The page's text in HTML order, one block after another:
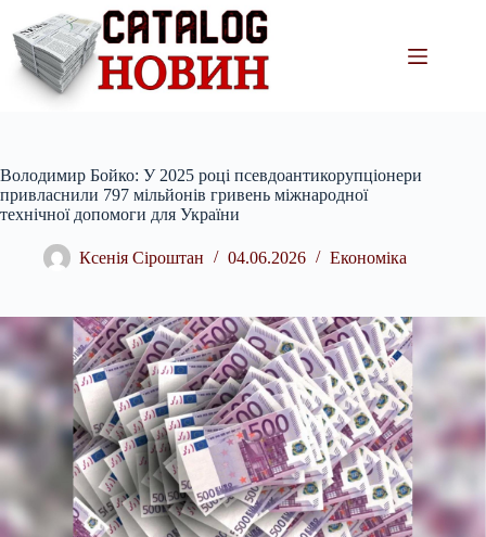
вмісту
Володимир Бойко: У 2025 році псевдоантикорупціонери
привласнили 797 мільйонів гривень міжнародної
технічної допомоги для України
Ксенія Сіроштан 04.06.2026 Економіка